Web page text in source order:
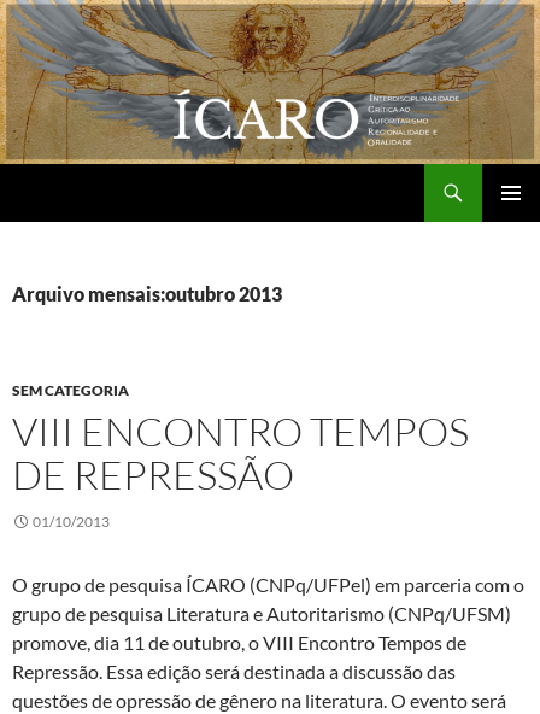
Pular
para
o
conteúdo
Arquivo mensais:outubro 2013
SEM CATEGORIA
VIII ENCONTRO TEMPOS
DE REPRESSÃO
01/10/2013
O grupo de pesquisa ÍCARO (CNPq/UFPel) em parceria com o
grupo de pesquisa Literatura e Autoritarismo (CNPq/UFSM)
promove, dia 11 de outubro, o VIII Encontro Tempos de
Repressão. Essa edição será destinada a discussão das
questões de opressão de gênero na literatura. O evento será